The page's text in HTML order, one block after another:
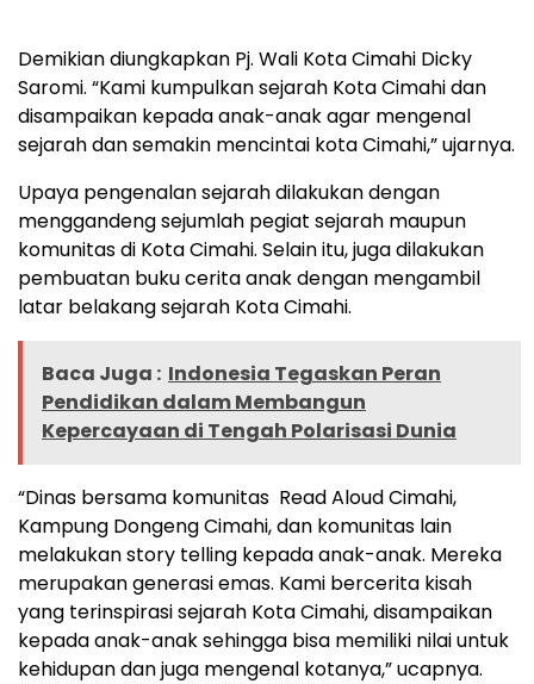
Demikian diungkapkan Pj. Wali Kota Cimahi Dicky
Saromi. “Kami kumpulkan sejarah Kota Cimahi dan
disampaikan kepada anak-anak agar mengenal
sejarah dan semakin mencintai kota Cimahi,” ujarnya.
Upaya pengenalan sejarah dilakukan dengan
menggandeng sejumlah pegiat sejarah maupun
komunitas di Kota Cimahi. Selain itu, juga dilakukan
pembuatan buku cerita anak dengan mengambil
latar belakang sejarah Kota Cimahi.
Baca Juga : Indonesia Tegaskan Peran
Pendidikan dalam Membangun
Kepercayaan di Tengah Polarisasi Dunia
“Dinas bersama komunitas Read Aloud Cimahi,
Kampung Dongeng Cimahi, dan komunitas lain
melakukan story telling kepada anak-anak. Mereka
merupakan generasi emas. Kami bercerita kisah
yang terinspirasi sejarah Kota Cimahi, disampaikan
kepada anak-anak sehingga bisa memiliki nilai untuk
kehidupan dan juga mengenal kotanya,” ucapnya.